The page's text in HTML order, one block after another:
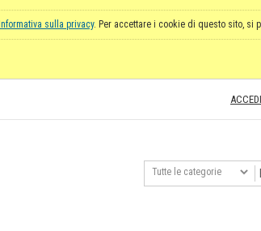
Informativa sulla privacy. Per accettare i cookie di questo sito, si
ACCEDI